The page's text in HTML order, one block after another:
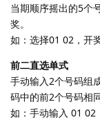
当期顺序摇出的5个
奖。
如：选择01 02，开
前二直选单式
手动输入2个号码组
码中的前2个号码相
如：手动输入 01 02